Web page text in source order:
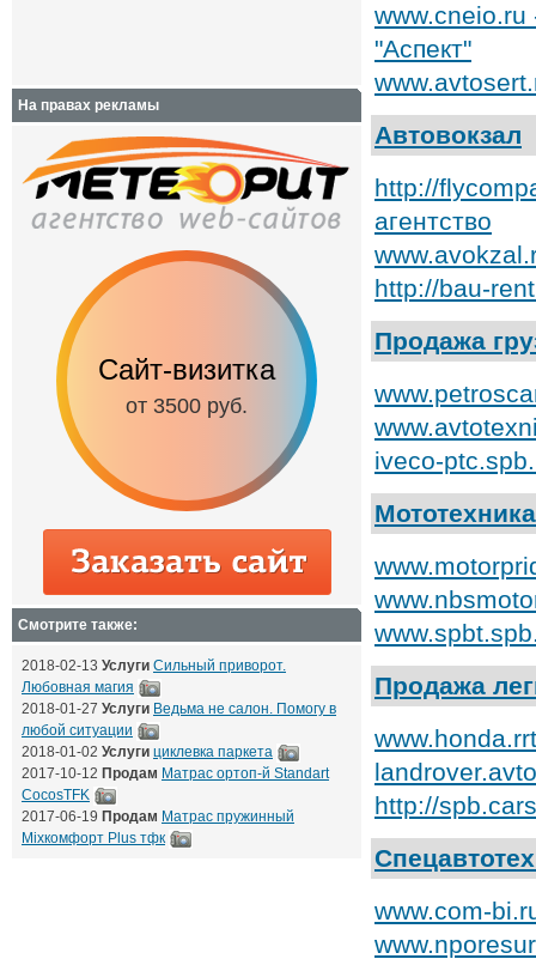
"Аспект"
Автовокзал
http://
агентство
http://bau-
Продажа
iveco-
Мототехника
Продажа
http://
www.com-
На правах рекламы
Сайт-визитка
от 3500 руб.
Сайт с
от 6500 руб.
Смотрите также:
2018-02-13 Услуги Сильный приворот.
Любовная магия
2018-01-27 Услуги Ведьма не салон. Помогу в
любой ситуации
2018-01-02 Услуги циклевка паркета
2017-10-12 Продам Матрас ортоп-й Standart
CocosTFK
2017-06-19 Продам Матрас пружинный
Mixкомфорт Plus тфк